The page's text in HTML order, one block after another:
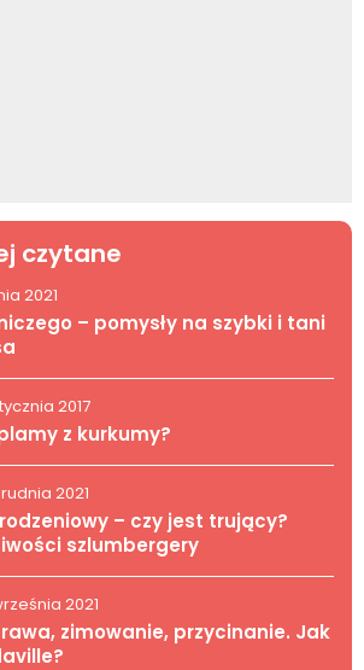
czytane
2021
– pomysły na szybki i tani
2017
z kurkumy?
2021
– czy jest trujący?
szlumbergery
2021
zimowanie, przycinanie. Jak